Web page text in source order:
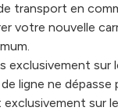
transport en
votre nouvelle
exclusivement
ligne ne
sur